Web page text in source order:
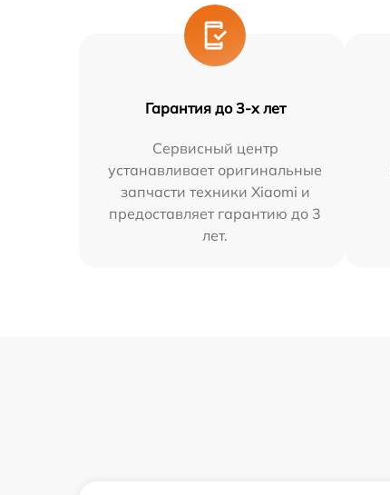
Гарантия до 3-х лет
Сервисный центр
устанавливает оригинальные
запчасти техники Xiaomi и
предоставляет гарантию до 3
лет.